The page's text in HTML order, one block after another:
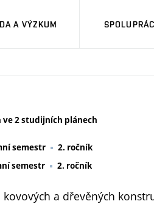
A VÝZKUM
ve 2 studijních plánech
semestr
2. ročník
semestr 2. ročník
kovových a dřevěných